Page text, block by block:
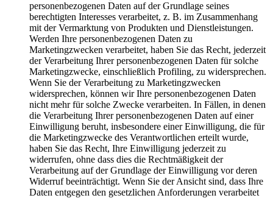
personenbezogenen Daten auf der Grundlage seines
berechtigten Interesses verarbeitet, z. B. im Zusammenhang
mit der Vermarktung von Produkten und Dienstleistungen.
Werden Ihre personenbezogenen Daten zu
Marketingzwecken verarbeitet, haben Sie das Recht, jederzeit
der Verarbeitung Ihrer personenbezogenen Daten für solche
Marketingzwecke, einschließlich Profiling, zu widersprechen.
Wenn Sie der Verarbeitung zu Marketingzwecken
widersprechen, können wir Ihre personenbezogenen Daten
nicht mehr für solche Zwecke verarbeiten. In Fällen, in denen
die Verarbeitung Ihrer personenbezogenen Daten auf einer
Einwilligung beruht, insbesondere einer Einwilligung, die für
die Marketingzwecke des Verantwortlichen erteilt wurde,
haben Sie das Recht, Ihre Einwilligung jederzeit zu
widerrufen, ohne dass dies die Rechtmäßigkeit der
Verarbeitung auf der Grundlage der Einwilligung vor deren
Widerruf beeinträchtigt. Wenn Sie der Ansicht sind, dass Ihre
Daten entgegen den gesetzlichen Anforderungen verarbeitet